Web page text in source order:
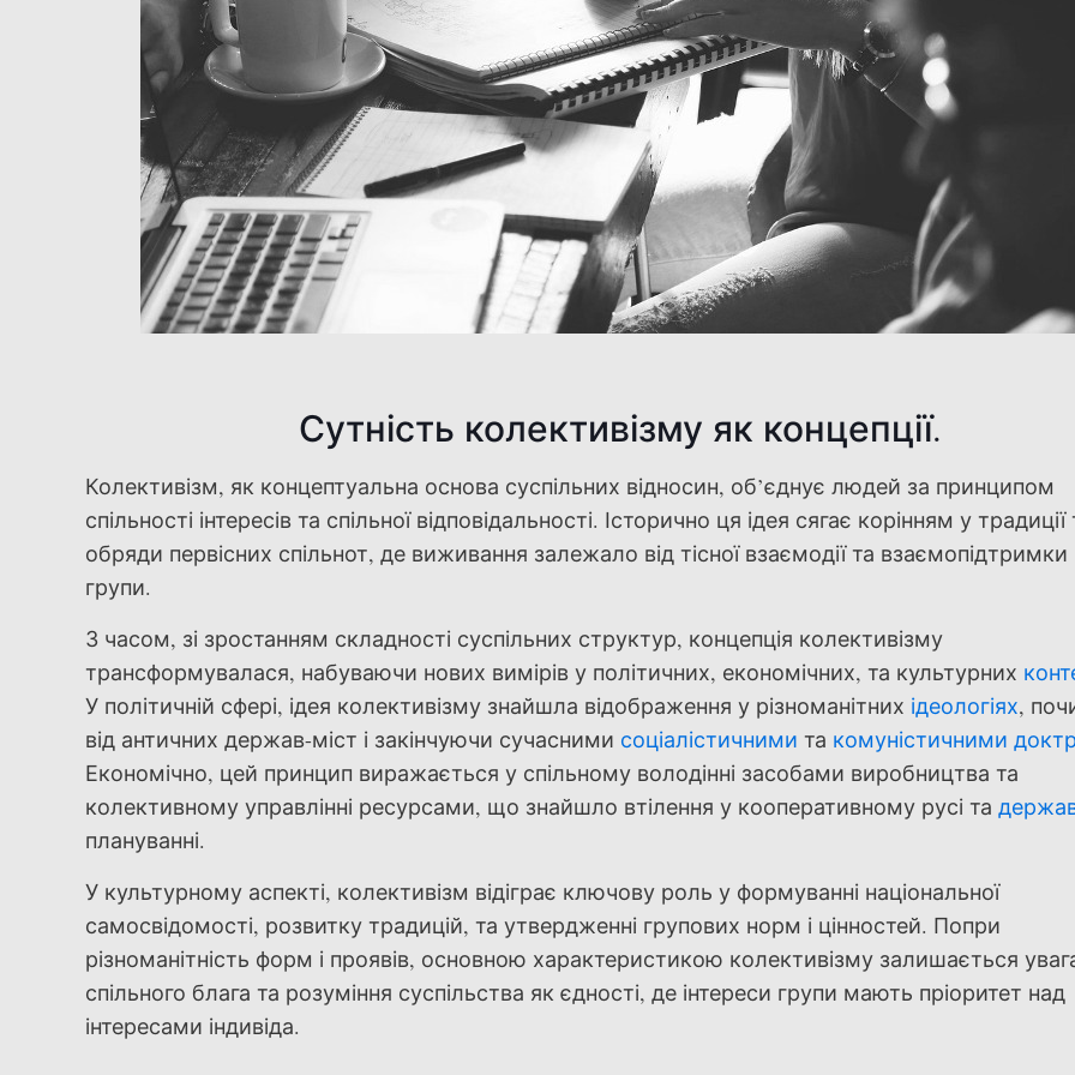
Сутність колективізму як концепції.
Колективізм, як концептуальна основа суспільних відносин, об’єднує людей за принципом
спільності інтересів та спільної відповідальності. Історично ця ідея сягає корінням у традиції
обряди первісних спільнот, де виживання залежало від тісної взаємодії та взаємопідтримки
групи.
З часом, зі зростанням складності суспільних структур, концепція колективізму
трансформувалася, набуваючи нових вимірів у політичних, економічних, та культурних
У політичній сфері, ідея колективізму знайшла відображення у різноманітних ідеологіях,
від античних держав-міст і закінчуючи сучасними соціалістичними та комуністичними
Економічно, цей принцип виражається у спільному володінні засобами виробництва та
колективному управлінні ресурсами, що знайшло втілення у кооперативному русі та
плануванні.
У культурному аспекті, колективізм відіграє ключову роль у формуванні національної
самосвідомості, розвитку традицій, та утвердженні групових норм і цінностей. Попри
різноманітність форм і проявів, основною характеристикою колективізму залишається
спільного блага та розуміння суспільства як єдності, де інтереси групи мають пріоритет над
інтересами індивіда.